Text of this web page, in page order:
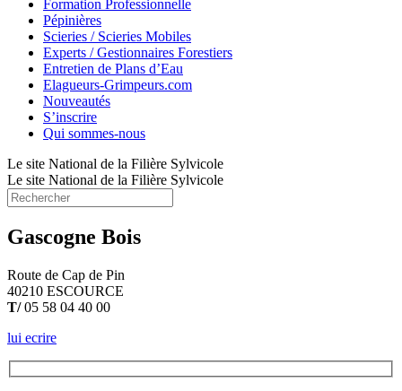
Formation Professionnelle
Pépinières
Scieries / Scieries Mobiles
Experts / Gestionnaires Forestiers
Entretien de Plans d’Eau
Elagueurs-Grimpeurs.com
Nouveautés
S’inscrire
Qui sommes-nous
Le site National de la Filière Sylvicole
Le site National de la Filière Sylvicole
Gascogne Bois
Route de Cap de Pin
40210 ESCOURCE
T/05 58 04 40 00
lui ecrire